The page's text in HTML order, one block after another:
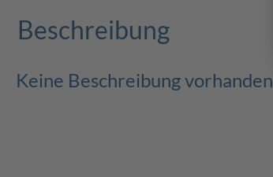
Beschreibung
Keine Beschreibung vorhanden